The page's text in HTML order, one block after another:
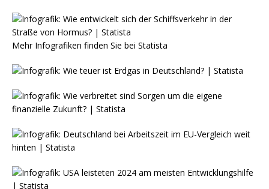
Mehr Infografiken finden Sie bei Statista